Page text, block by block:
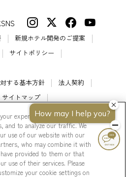
新規ホテル開発のご提案
サイトポリシー
する基本方針
法人契約
サイトマップ
ル加盟募集のご案内
採用情報
Management CO., LTD.
experience on our website, to
and to analyze our traffic. We
use of our website with our
who may combine it with
provided to them or that
use of their services. Please
your cookie settings on